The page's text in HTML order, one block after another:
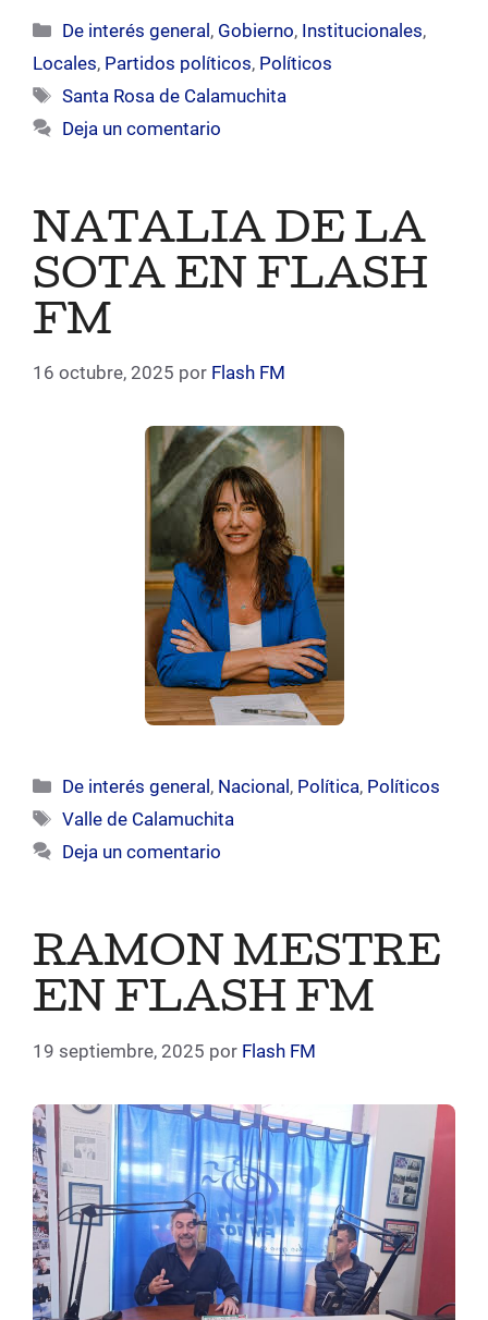
Categorías
De interés general, Gobierno, Institucionales,
Locales, Partidos políticos, Políticos
Etiquetas
Santa Rosa de Calamuchita
Deja un comentario
NATALIA DE LA
SOTA EN FLASH
FM
16 octubre, 2025 por Flash FM
Categorías
De interés general , Nacional , Política, Políticos
Etiquetas
Valle de Calamuchita
Deja un comentario
RAMON MESTRE
EN FLASH FM
19 septiembre, 2025 por Flash FM